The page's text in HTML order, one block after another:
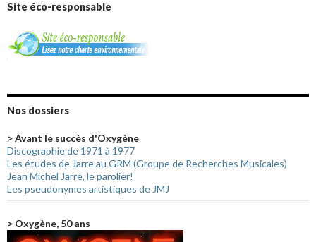
Site éco-responsable
Nos dossiers
> Avant le succès d'Oxygène
Discographie de 1971 à 1977
Les études de Jarre au GRM (Groupe de Recherches Musicales)
Jean Michel Jarre, le parolier!
Les pseudonymes artistiques de JMJ
> Oxygène, 50 ans